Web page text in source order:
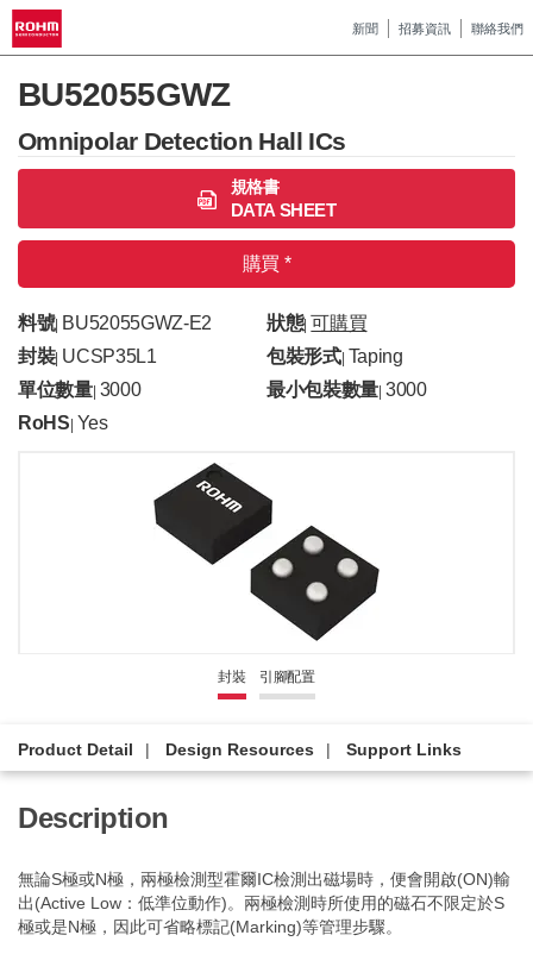
新聞 招募資訊 聯絡我們
BU52055GWZ
Omnipolar Detection Hall ICs
規格書
DATA SHEET
購買 *
料號| BU52055GWZ-E2 狀態| 可購買
封裝| UCSP35L1 包裝形式| Taping
單位數量| 3000 最小包裝數量 |3000
RoHS Yes
封裝 引腳配置
Product Detail Design Resources Support Links
Description
無論S極或N極，兩極檢測型霍爾IC檢測出磁場時，便會開啟(ON)輸
出(Active Low：低準位動作)。兩極檢測時所使用的磁石不限定於S
極或是N極，因此可省略標記(Marking)等管理步驟。